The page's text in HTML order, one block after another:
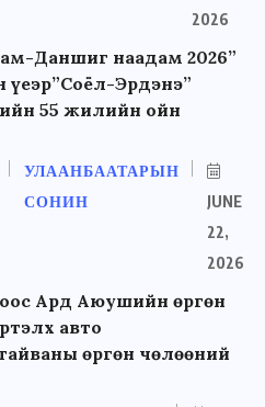
2026
Даншиг наадам 2026”
Эрдэнэ”
55 жилийн ойн
УЛААНБААТАРЫН
СОНИН
JUNE
22,
2026
Ард Аюушийн өргөн
авто
өргөн чөлөөний